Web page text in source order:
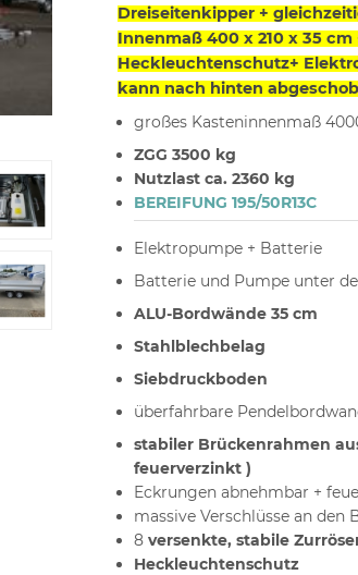
Dreiseitenkipper +
Innenmaß 400 x 210 x 35
Heckleuchtenschutz+
kann nach hinten
großes Kasteninnenmaß
ZGG 3500 kg
Nutzlast ca. 2360 kg
BEREIFUNG 195/50R13C
Elektropumpe + Batterie
Batterie und Pumpe unter
ALU-Bordwände 35 cm
Stahlblechbelag
Siebdruckboden
überfahrbare
stabiler Brückenrahmen
feuerverzinkt )
Eckrungen abnehmbar +
massive Verschlüsse an den
8versenkte, stabile
Heckleuchtenschutz